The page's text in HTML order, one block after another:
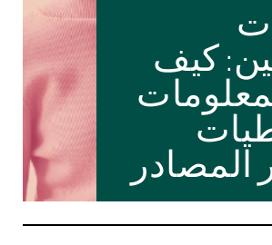
كيف
المصادر